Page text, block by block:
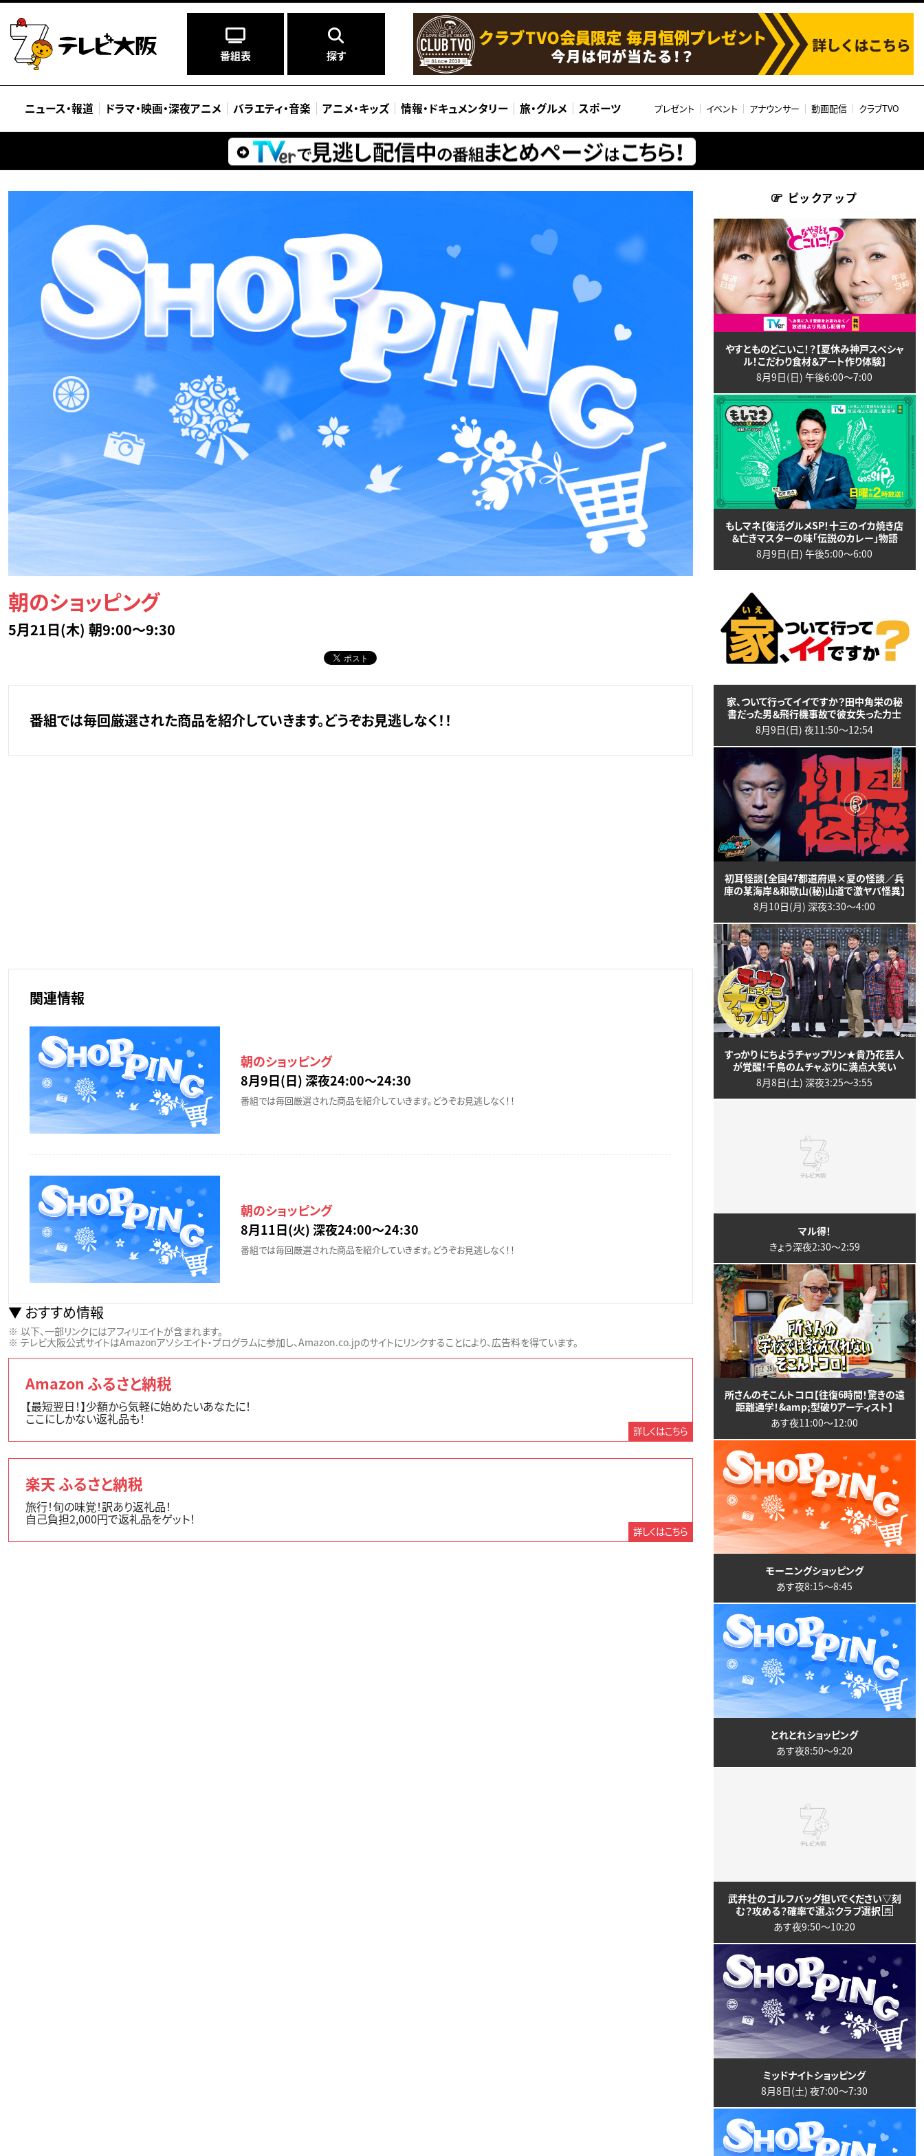
番組表 探す
ニュース・報道 ドラマ・映画・深夜アニメ バラエティ・音楽 アニメ・キッズ 情報・ ドキュメンタリー 旅・グルメ スポーツ プレゼント イベント アナウンサー 動画配信 クラブTVO
朝のショッピング
5月21日(木) 朝9:00～9:30
番組では毎回厳選された商品を紹介していきます。どうぞお見逃しなく！！
関連情報
朝のショッピング
8月9日(日) 深夜24:00〜24:30
番組では毎回厳選された商品を紹介していきます。どうぞお見逃しなく！！
朝のショッピング
8月11日(火) 深夜24:00〜24:30
番組では毎回厳選された商品を紹介していきます。どうぞお見逃しなく！！
おすすめ情報
以下、一部リンクにはアフィリエイトが含まれます。
テレビ大阪公式サイトはAmazonアソシエイト・プログラムに参加し、Amazon.co.jpのサイトにリンクすることにより、広告料を得ています。
Amazon ふるさと納税
【最短翌日！】少額から気軽に始めたいあなたに！
ここにしかない返礼品も！
詳しくはこちら
楽天 ふるさと納税
旅行！旬の味覚！訳あり返礼品！
自己負担2,000円で返礼品をゲット！
詳しくはこちら
ピックアップ
やすとものどこいこ！？【夏休み神戸スペシャ
ル！こだわり食材＆アート作り体験】
8月9日(日) 午後6:00〜7:00
もしマネ【復活グルメSP！十三のイカ焼き店
＆亡きマスターの味「伝説のカレー」物語
8月9日(日) 午後5:00〜6:00
家、ついて行ってイイですか？田中角栄の秘
書だった男＆飛行機事故で彼女失った力士
8月9日(日) 夜11:50〜12:54
初耳怪談【全国47都道府県×夏の怪談／兵
庫の某海岸＆和歌山(秘)山道で激ヤバ怪異】
8月10日(月) 深夜3:30〜4:00
すっかり にちようチャップリン★貴乃花芸人
が覚醒！千鳥のムチャぶりに満点大笑い
8月8日(土) 深夜3:25〜3:55
マル得！
きょう深夜2:30〜2:59
所さんのそこんトコロ【往復6時間！驚きの遠
距離通学！&amp;型破りアーティスト】
あす夜11:00〜12:00
モーニングショッピング
あす夜8:15〜8:45
とれとれショッピング
あす夜8:50〜9:20
武井壮のゴルフバッグ担いでください▽刻
む？攻める？確率で選ぶクラブ選択 再
あす夜9:50〜10:20
ミッドナイトショッピング
8月8日(土) 夜7:00〜7:30